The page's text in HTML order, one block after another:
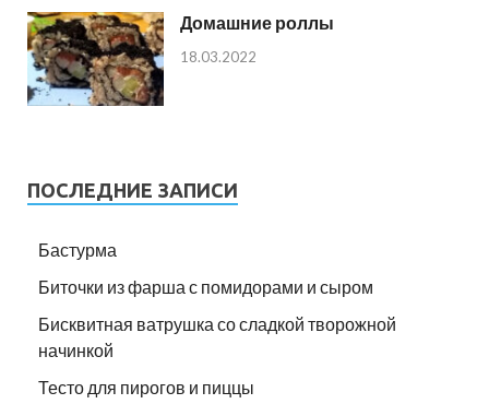
Домашние роллы
18.03.2022
ПОСЛЕДНИЕ ЗАПИСИ
Бастурма
Биточки из фарша с помидорами и сыром
Бисквитная ватрушка со сладкой творожной
начинкой
Тесто для пирогов и пиццы